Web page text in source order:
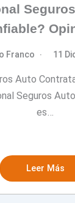
Franco 11
Auto
Seguros
es…
Leer Más